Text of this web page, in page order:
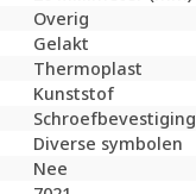
Overig
Gelakt
Thermoplast
Kunststof
Schroefbevestiging
Diverse symbolen
Nee